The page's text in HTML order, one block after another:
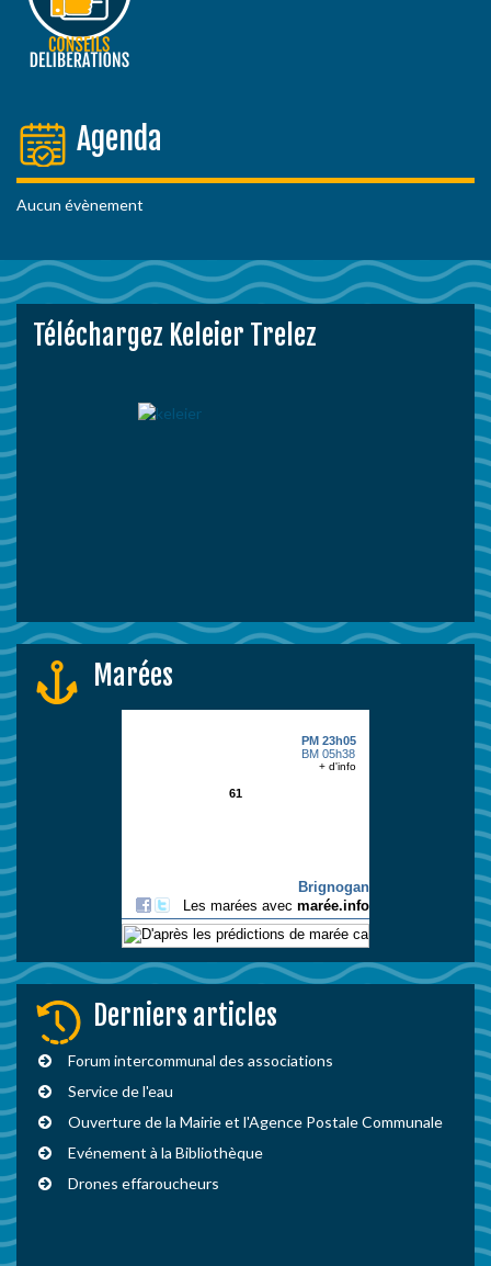
Agenda
Aucun évènement
Téléchargez Keleier Trelez
Marées
Derniers articles
Forum intercommunal des associations
Service de l'eau
Ouverture de la Mairie et l'Agence Postale Communale
Evénement à la Bibliothèque
Drones effaroucheurs